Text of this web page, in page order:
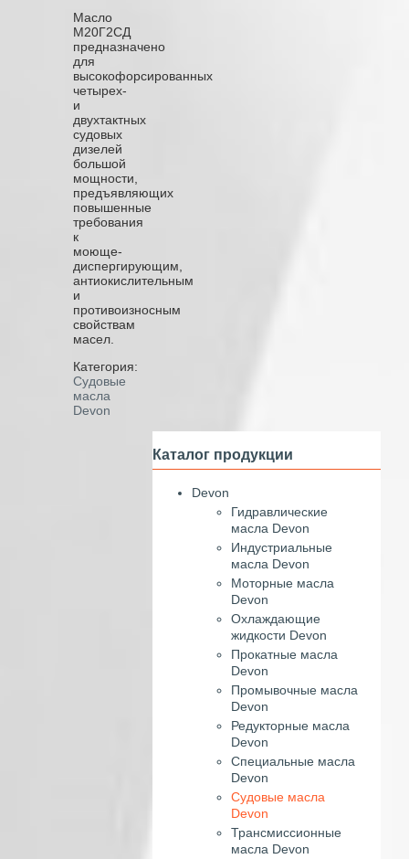
Масло
М20Г2СД
предназначено
для
высокофорсированных
четырех-
и
двухтактных
судовых
дизелей
большой
мощности,
предъявляющих
повышенные
требования
к
моюще-
диспергирующим,
антиокислительным
и
противоизносным
свойствам
масел.
Категория:
Судовые
масла
Devon
Каталог продукции
Devon
Гидравлические
масла Devon
Индустриальные
масла Devon
Моторные масла
Devon
Охлаждающие
жидкости Devon
Прокатные масла
Devon
Промывочные масла
Devon
Редукторные масла
Devon
Специальные масла
Devon
Судовые масла
Devon
Трансмиссионные
масла Devon